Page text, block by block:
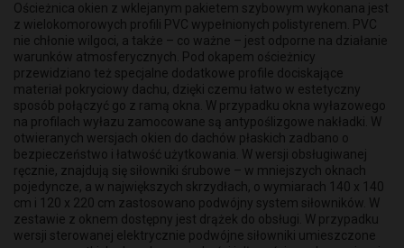
Ościeżnica okien z wklejanym pakietem szybowym wykonana jest
z wielokomorowych profili PVC wypełnionych polistyrenem. PVC
nie chłonie wilgoci, a także – co ważne – jest odporne na działanie
warunków atmosferycznych. Pod okapem ościeżnicy
przewidziano też specjalne dodatkowe profile dociskające
materiał pokryciowy dachu, dzięki czemu łatwo w estetyczny
sposób połączyć go z ramą okna. W przypadku okna wyłazowego
na profilach wyłazu zamocowane są antypoślizgowe nakładki. W
otwieranych wersjach okien do dachów płaskich zadbano o
bezpieczeństwo i łatwość użytkowania. W wersji obsługiwanej
ręcznie, znajdują się siłowniki śrubowe – w mniejszych oknach
pojedyncze, a w największych skrzydłach, o wymiarach 140 x 140
cm i 120 x 220 cm zastosowano podwójny system siłowników. W
zestawie z oknem dostępny jest drążek do obsługi. W przypadku
wersji sterowanej elektrycznie podwójne siłowniki umieszczone